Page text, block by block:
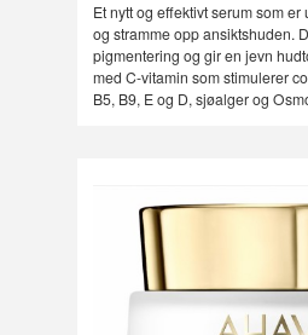
Et nytt og effektivt serum som er
og stramme opp ansiktshuden.
pigmentering og gir en jevn
med C-vitamin som stimulerer
B5, B9, E og D, sjøalger og